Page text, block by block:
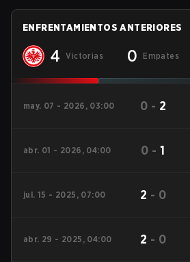
ENFRENTAMIENTOS ANTERIORES
4 Victorias 0 Empates
may. 07 - 2026, 03:00 0 - 2
abr. 01 - 2026, 04:00 0 -1
jul. 15 - 2025, 07:00 2 - 0
abr. 29 - 2025, 04:00 2 - 0